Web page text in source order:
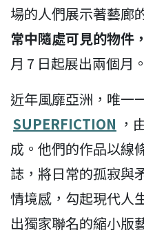
場的人們展示著藝廊
常中隨處可見的物件
月 7 日起展出兩個月。
近年風靡亞洲，唯一
SUPERFICTION ，
成。他們的作品以線
誌，將日常的孤寂與
情境感，勾起現代人
出獨家聯名的縮小版